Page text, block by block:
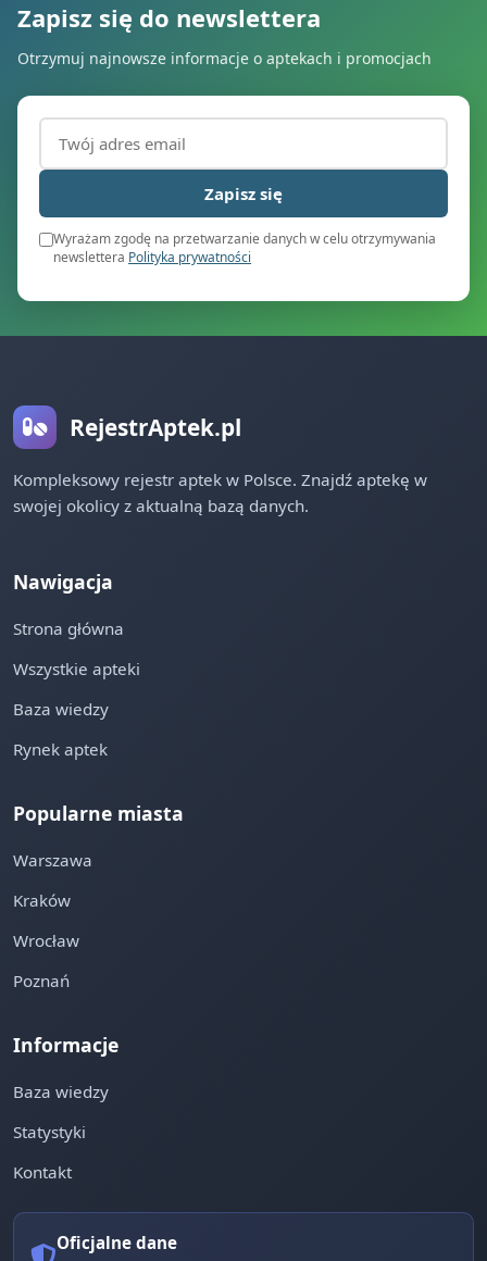
Zapisz się do newslettera
Otrzymuj najnowsze informacje o aptekach i promocjach
Adres email (wymagany)
Zapisz się
Wyrażam zgodę na przetwarzanie danych w celu otrzymywania
newslettera Polityka prywatności
RejestrAptek.pl
Kompleksowy rejestr aptek w Polsce. Znajdź aptekę w
swojej okolicy z aktualną bazą danych.
Nawigacja
Strona główna
Wszystkie apteki
Baza wiedzy
Rynek aptek
Popularne miasta
Warszawa
Kraków
Wrocław
Poznań
Informacje
Baza wiedzy
Statystyki
Kontakt
Oficjalne dane